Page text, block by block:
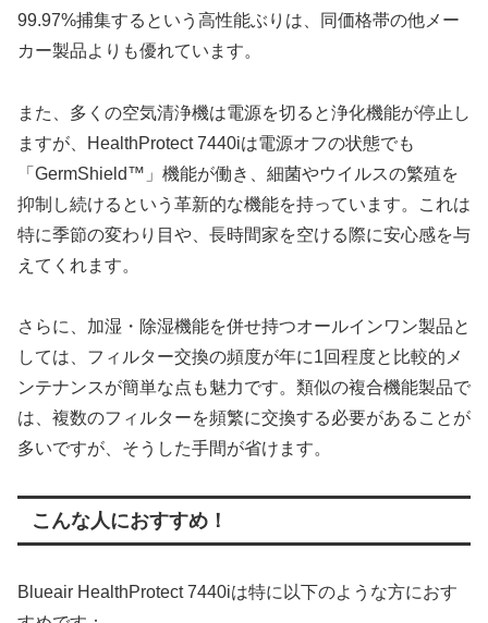
99.97%捕集するという高性能ぶりは、同価格帯の他メー
カー製品よりも優れています。
また、多くの空気清浄機は電源を切ると浄化機能が停止し
ますが、HealthProtect 7440iは電源オフの状態でも
「GermShield™」機能が働き、細菌やウイルスの繁殖を
抑制し続けるという革新的な機能を持っています。これは
特に季節の変わり目や、長時間家を空ける際に安心感を与
えてくれます。
さらに、加湿・除湿機能を併せ持つオールインワン製品と
しては、フィルター交換の頻度が年に1回程度と比較的メ
ンテナンスが簡単な点も魅力です。類似の複合機能製品で
は、複数のフィルターを頻繁に交換する必要があることが
多いですが、そうした手間が省けます。
こんな人におすすめ！
Blueair HealthProtect 7440iは特に以下のような方におす